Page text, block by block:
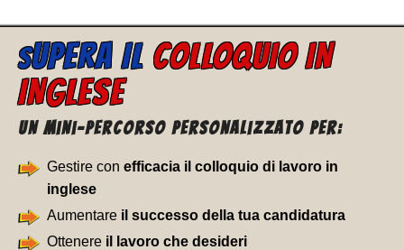
SUPERA IL COLLOQUIO IN
INGLESE
Un Mini-percorso personalizzato per:
Gestire con efficacia il colloquio di lavoro in
inglese
Aumentare il successo della tua candidatura
Ottenere il lavoro che desideri